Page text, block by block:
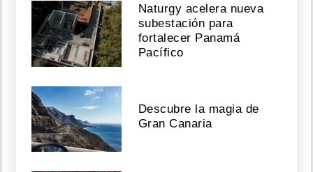
Naturgy acelera nueva
subestación para
fortalecer Panamá
Pacífico
Descubre la magia de
Gran Canaria